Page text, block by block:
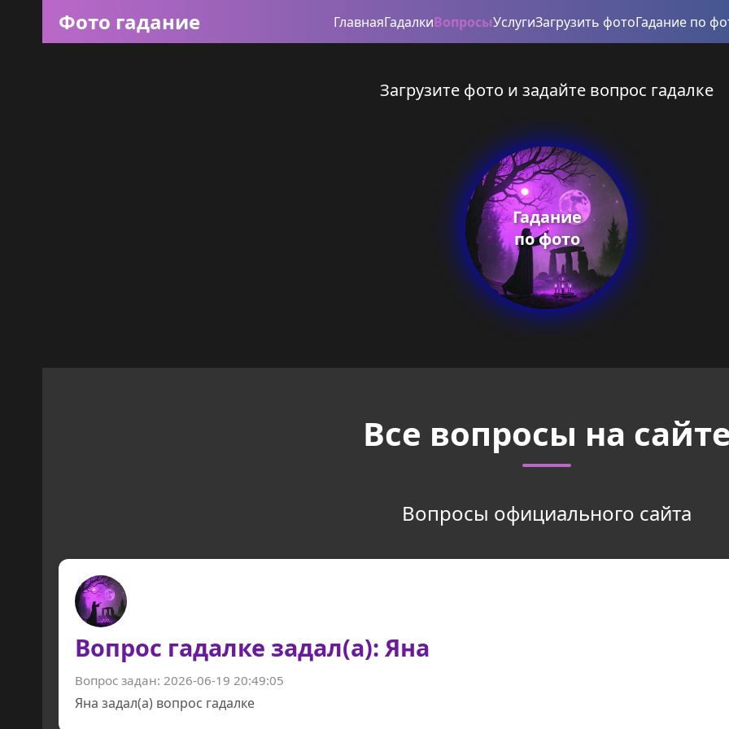
Фото гадание ГлавнаяГадалкиВопросыУслугиЗагрузить фотоГадание по
Загрузите фото и задайте вопрос гадалке
Гадание
по фото
Все вопросы на
Вопросы официального сайта
Вопрос гадалке задал(а): Яна
Вопрос задан: 2026-06-19 20:49:05
Яна задал(а) вопрос гадалке